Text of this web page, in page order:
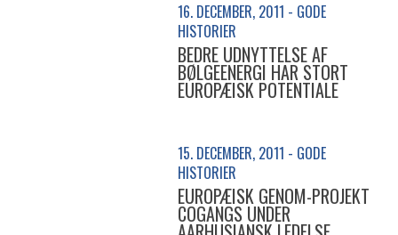
16. DECEMBER, 2011 - GODE
HISTORIER
BEDRE UDNYTTELSE AF
BØLGEENERGI HAR STORT
EUROPÆISK POTENTIALE
15. DECEMBER, 2011 - GODE
HISTORIER
EUROPÆISK GENOM-PROJEKT
COGANGS UNDER